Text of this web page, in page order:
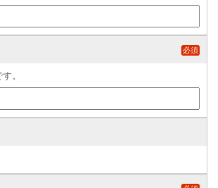
必須
。